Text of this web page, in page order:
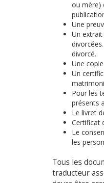
ou mère)
Une
Un extrait
divorcé.
Une
Un
Pour les
présents
Le livret
Certificat
Le
les
Tous les
traducteur